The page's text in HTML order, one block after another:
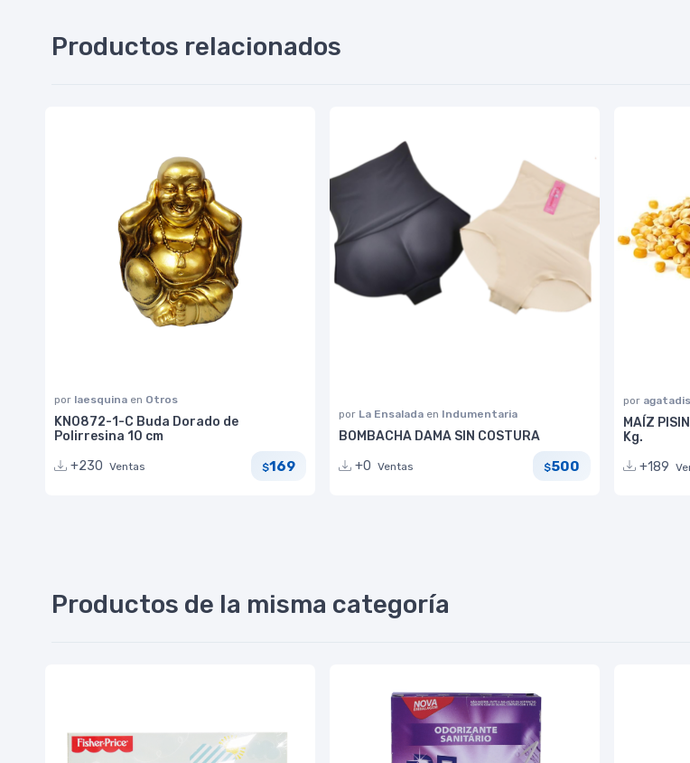
Productos relacionados
por laesquina en Otros
KN0872-1-C Buda Dorado de
Polirresina 10 cm
+230 Ventas $169
por La Ensalada en Indumentaria
BOMBACHA DAMA SIN COSTURA
+0 Ventas $500
por
MAÍZ
Kg.
+189
Productos de la misma categoría